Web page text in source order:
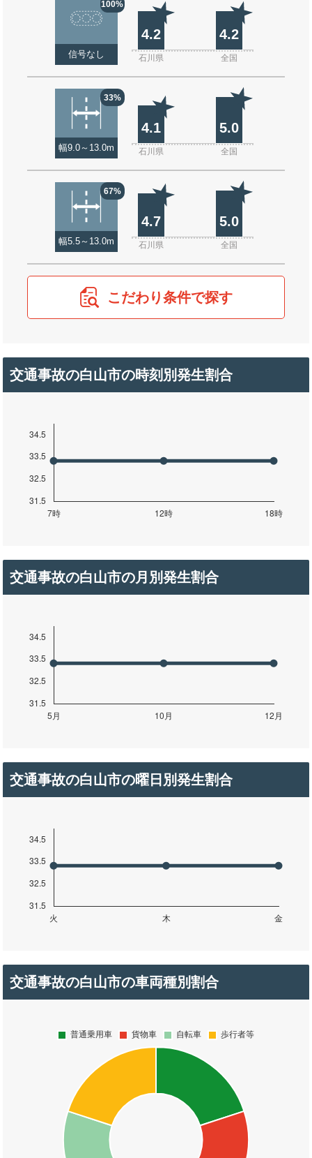
100%
信号なし
4.2 4.2
石川県 全国
33%
幅9.0～13.0m
4.1 5.0
石川県 全国
67%
幅5.5～13.0m
4.7 5.0
石川県 全国
こだわり条件で探す
交通事故の白山市の時刻別発生割合
交通事故の白山市の月別発生割合
交通事故の白山市の曜日別発生割合
交通事故の白山市の車両種別割合